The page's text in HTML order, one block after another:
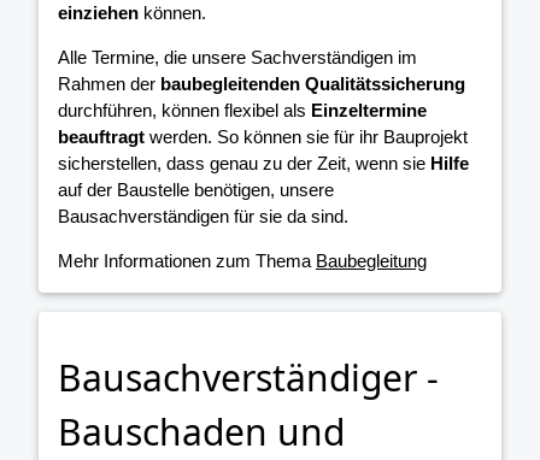
einziehen können.
Alle Termine, die unsere Sachverständigen im
Rahmen der baubegleitenden Qualitätssicherung
durchführen, können flexibel als Einzeltermine
beauftragt werden. So können sie für ihr Bauprojekt
sicherstellen, dass genau zu der Zeit, wenn sie Hilfe
auf der Baustelle benötigen, unsere
Bausachverständigen für sie da sind.
Mehr Informationen zum Thema Baubegleitung
Bausachverständiger -
Bauschaden und